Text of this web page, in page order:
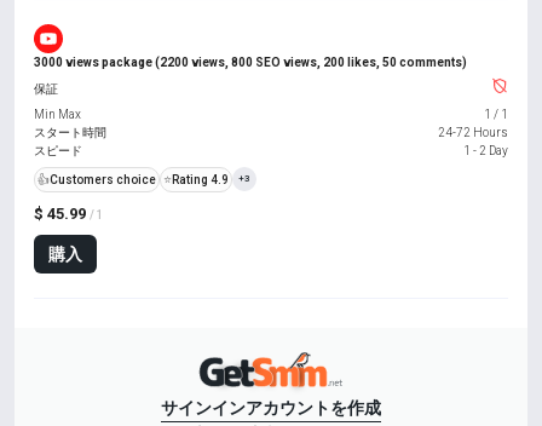
3000 views package (2200 views, 800 SEO views, 200 likes, 50 comments)
$ 45.99 / 1
購入
保証
Min Max
1 / 1
スタート時間
24-72 Hours
スピード
1 - 2 Day
👍Customers choice ⭐ Rating 4.9 +3
サインインアカウントを作成